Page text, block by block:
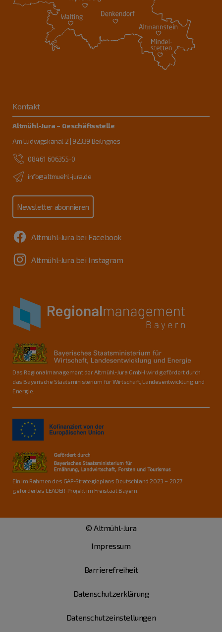
Kontakt
Altmühl-Jura – Geschäftsstelle
Am Ludwigskanal 2 | 92339 Beilngries
08461 606355-0
info@altmuehl-jura.de
Newsletter abonnieren
Altmühl-Jura bei Facebook
Altmühl-Jura bei Instagram
Das Regionalmanagement der Altmühl-Jura GmbH wird gefördert durch
das Bayerische Staatsministerium für Wirtschaft, Landesentwicklung und
Energie.
Ein im Rahmen des GAP-Strategieplans Deutschland 2023 – 2027
gefördertes LEADER-Projekt im Freistaat Bayern.
© Altmühl-Jura
Impressum
Barrierefreiheit
Datenschutzerklärung
Datenschutzeinstellungen